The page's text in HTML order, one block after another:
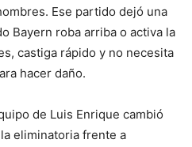
Ese partido dejó una
Bayern roba arriba o activa la
castiga rápido y no necesita
hacer daño.
de Luis Enrique cambió
eliminatoria frente a